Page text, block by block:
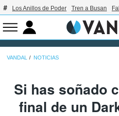
Los Anillos de Poder Tren a Busan
VANDAL NOTICIAS
Si has soñado
final de un